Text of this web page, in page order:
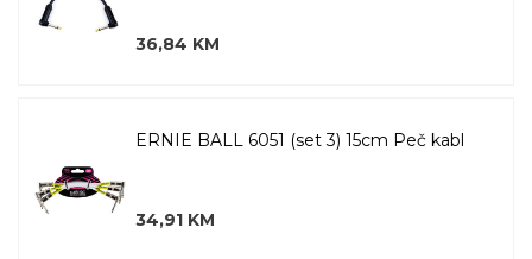
36,84 KM
ERNIE BALL 6051 (set 3) 15cm Peč kabl
34,91 KM